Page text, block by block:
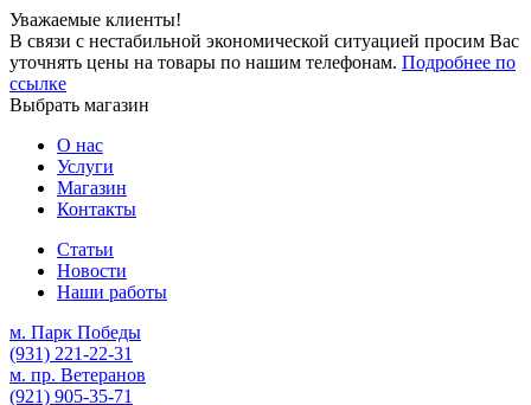
Уважаемые клиенты!
В связи с нестабильной экономической ситуацией просим Вас
уточнять цены на товары по нашим телефонам. Подробнее по
ссылке
Выбрать магазин
О нас
Услуги
Магазин
Контакты
Статьи
Новости
Наши работы
м. Парк Победы
(931) 221-22-31
м. пр. Ветеранов
(921) 905-35-71